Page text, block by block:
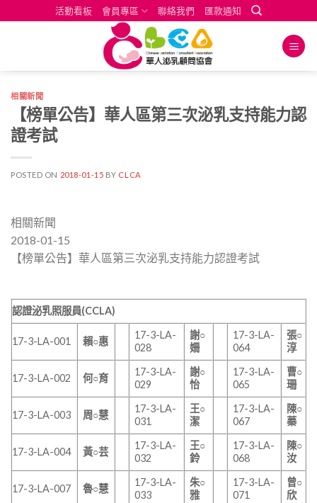
to
活動看板 會員專區 聯絡我們 匯款通知
相關新聞
【榜單公告】華人區第三次泌乳支持能力認
證考試
POSTED ON 2018-01-15 BY CLCA
相關新聞
2018-01-15
【榜單公告】華人區第三次泌乳支持能力認證考試
認證泌乳照服員(CCLA)
17-3-LA-001 賴○惠
17-3-LA-
028
謝○
姍
17-3-LA-
064
張○
淳
17-3-LA-002 何○育
17-3-LA-
029
謝○
怡
17-3-LA-
065
曹○
珊
17-3-LA-003 周○慧
17-3-LA-
031
王○
潔
17-3-LA-
067
陳○
蓁
17-3-LA-004 黃○芸
17-3-LA-
032
王○
鈴
17-3-LA-
068
陳○
汝
17-3-LA-007 魯○慧
17-3-LA-
033
朱○
雅
17-3-LA-
071
曾○
欣